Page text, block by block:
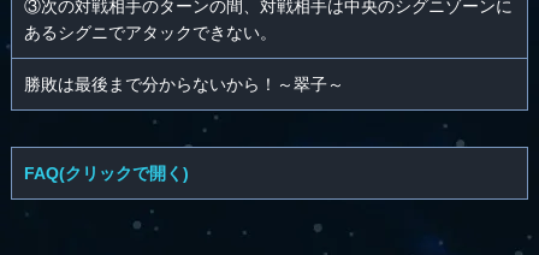
③次の対戦相手のターンの間、対戦相手は中央のシグニゾーンに
あるシグニでアタックできない。
勝敗は最後まで分からないから！～翠子～
FAQ(クリックで開く)